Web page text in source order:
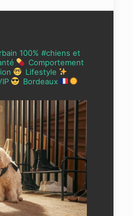
100% #chiens et
Comportement
Lifestyle
Bordeaux